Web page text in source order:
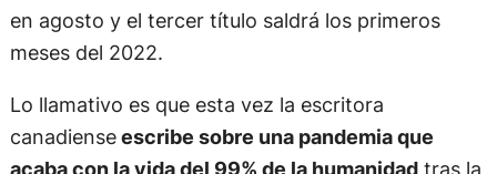
en agosto y el tercer título saldrá los primeros
meses del 2022.
Lo llamativo es que esta vez la escritora
canadienseescribe sobre una pandemia que
acaba con la vida del 99% de la humanidadtras la